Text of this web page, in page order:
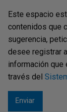
Corrientes
Publicación |
Resumen
La
Este espacio
contenidos que
sugerencia,
desee registrar
información que
través del